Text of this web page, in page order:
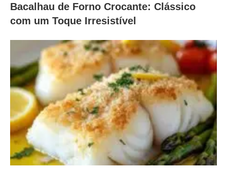
Bacalhau de Forno Crocante: Clássico
com um Toque Irresistível